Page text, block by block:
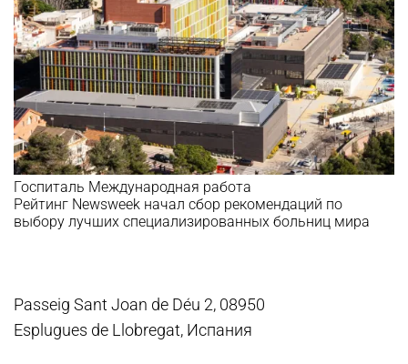
Госпиталь Международная работа
Рейтинг Newsweek начал сбор рекомендаций по
выбору лучших специализированных больниц мира
Passeig Sant Joan de Déu 2, 08950
Esplugues de Llobregat, Испания